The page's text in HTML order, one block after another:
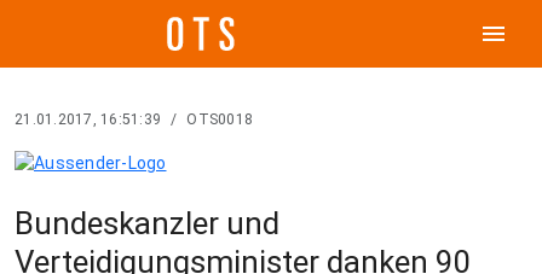
menu
21.01.2017, 16:51:39 / OTS0018
Bundeskanzler und
Verteidigungsminister danken 90